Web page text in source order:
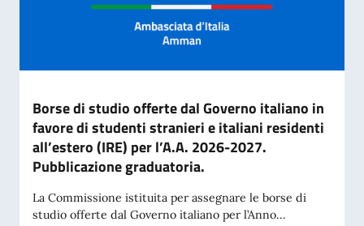
Borse di studio offerte dal Governo italiano in
favore di studenti stranieri e italiani residenti
all’estero (IRE) per l’A.A. 2026-2027.
Pubblicazione graduatoria.
La Commissione istituita per assegnare le borse di
studio offerte dal Governo italiano per l’Anno...